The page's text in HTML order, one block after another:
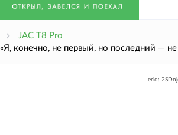
JAC T8 Pro
конечно, не первый, но последний — не
erid: